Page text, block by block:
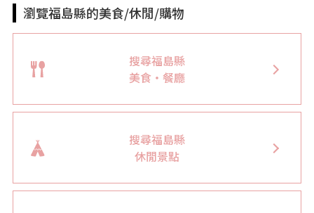
瀏覽福島縣的美食/休閒/購物
搜尋福島縣
美食・餐廳
搜尋福島縣
休閒景點